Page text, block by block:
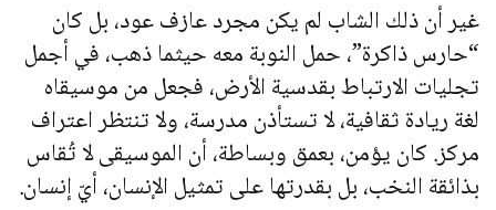
غير أن ذلك الشاب لم يكن مجرد عازف عود، بل كان
“حارس ذاكرة”، حمل النوبة معه حيثما ذهب، في أجمل
تجليات الارتباط بقدسية الأرض، فجعل من موسيقاه
لغة ريادة ثقافية، لا تستأذن مدرسة، ولا تنتظر اعتراف
مركز. كان يؤمن، بعمق وبساطة، أن الموسيقى لا تُقاس
بذائقة النخب، بل بقدرتها على تمثيل الإنسان، أيّ إنسان.